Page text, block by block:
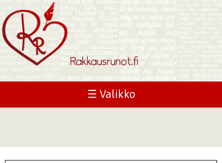
☰ Valikko